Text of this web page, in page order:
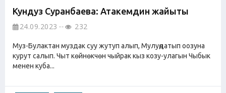
Кундуз Суранбаева: Атакемдин жайыты
24.09.2023 232
Муз-Булактан муздак суу жутуп алып, Мулуңдатып оозуна
курут салып. Чыт көйнөкчөн чыйрак кыз козу-улагын Чыбык
менен куба...